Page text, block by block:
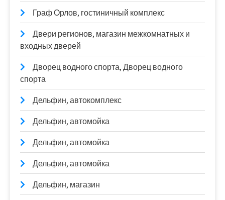
Граф Орлов, гостиничный комплекс
Двери регионов, магазин межкомнатных и
входных дверей
Дворец водного спорта, Дворец водного
спорта
Дельфин, автокомплекс
Дельфин, автомойка
Дельфин, автомойка
Дельфин, автомойка
Дельфин, магазин